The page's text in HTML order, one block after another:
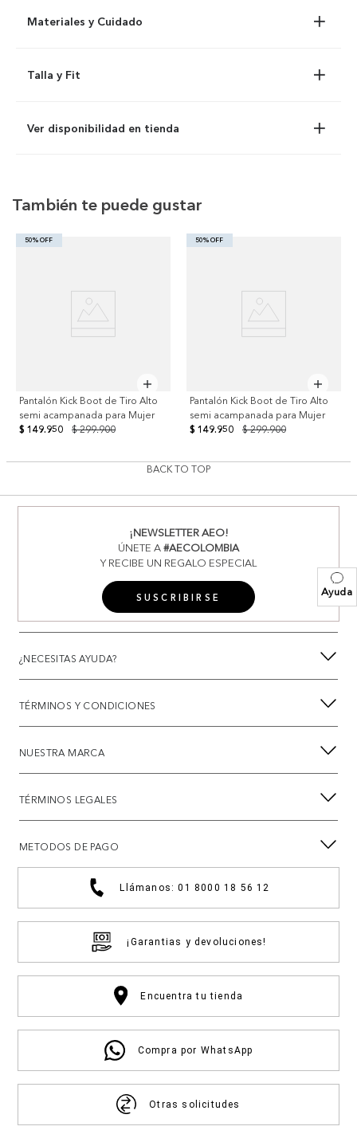
Ayuda
Materiales y Cuidado
Talla y Fit
Ver disponibilidad en tienda
También te puede gustar
50% OFF
Pantalón Kick Boot de Tiro Alto
semi acampanada para Mujer
$ 299.900
$ 149.950
50% OFF
Pantalón Kick Boot de Tiro Alto
semi acampanada para Mujer
$ 299.900
$ 149.950
BACK TO TOP
¡NEWSLETTER AEO!
ÚNETE A#AECOLOMBIA
Y RECIBE UN REGALO ESPECIAL
SUSCRIBIRSE
¿NECESITAS AYUDA?
TÉRMINOS Y CONDICIONES
NUESTRA MARCA
TÉRMINOS LEGALES
METODOS DE PAGO
Llámanos: 01 8000 18 56 12
¡Garantias y devoluciones!
Encuentra tu tienda
Compra por WhatsApp
Otras solicitudes